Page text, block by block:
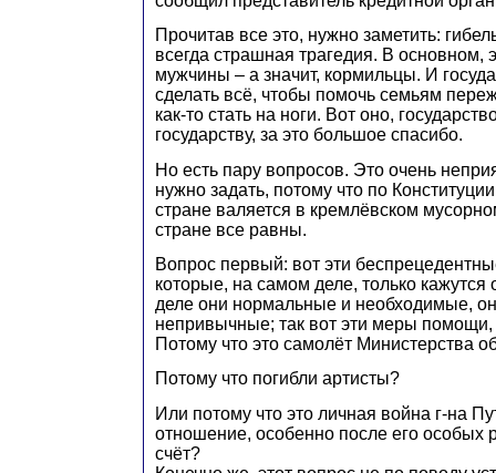
Прочитав все это, нужно заметить:
всегда страшная трагедия. В основном,
мужчины – а значит, кормильцы. И
сделать всё, чтобы помочь семьям
как-то стать на ноги. Вот оно,
государству, за это большое спасибо.
Но есть пару вопросов. Это очень
нужно задать, потому что по
стране валяется в кремлёвском
стране все равны.
Вопрос первый: вот эти
которые, на самом деле, только
деле они нормальные и необходимые,
непривычные; так вот эти меры помощи,
Потому что это самолёт Министерства
Потому что погибли артисты?
Или потому что это личная война г-на
отношение, особенно после его особых
счёт?